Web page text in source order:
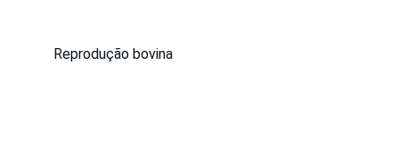
Reprodução bovina